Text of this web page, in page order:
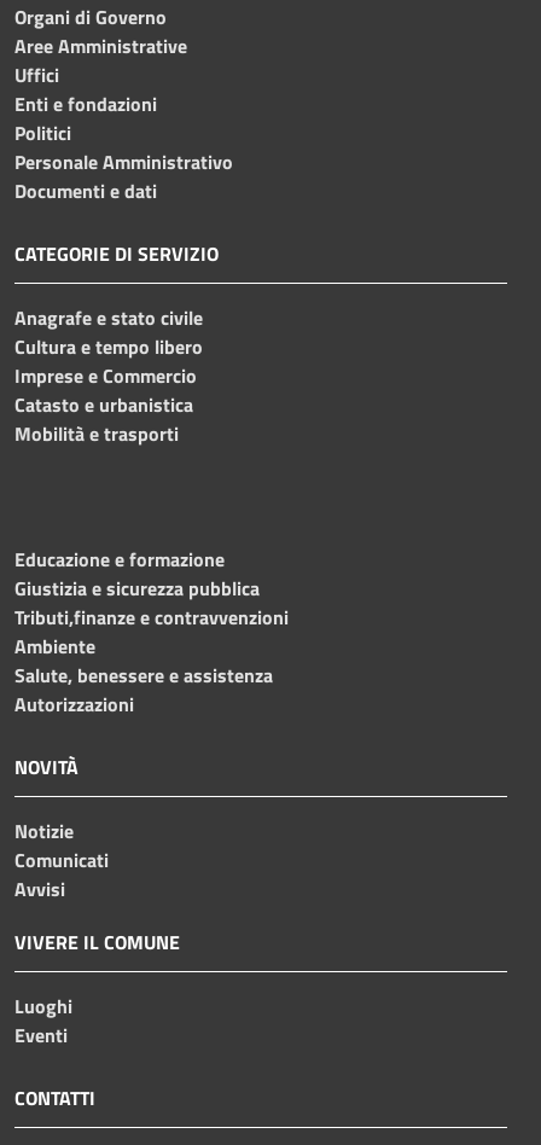
Organi di Governo
Aree Amministrative
Uffici
Enti e fondazioni
Politici
Personale Amministrativo
Documenti e dati
CATEGORIE DI SERVIZIO
Anagrafe e stato civile
Cultura e tempo libero
Imprese e Commercio
Catasto e urbanistica
Mobilità e trasporti
Educazione e formazione
Giustizia e sicurezza pubblica
Tributi,finanze e contravvenzioni
Ambiente
Salute, benessere e assistenza
Autorizzazioni
NOVITÀ
Notizie
Comunicati
Avvisi
VIVERE IL COMUNE
Luoghi
Eventi
CONTATTI